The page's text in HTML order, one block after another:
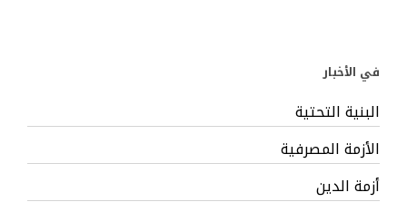
في الأخبار
البنية التحتية
الأزمة المصرفية
أزمة الدين